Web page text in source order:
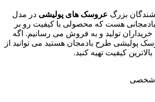
بزرگ عروسک های پولیشی در مدل
هست که محصولی با کیفیت رو بر
تولید و به فروش می رسانیم. اگه
پولیشی طرح بادمجان هستید می توانید از
کیفیت تهیه کنید.
شخصی